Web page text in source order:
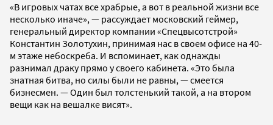
«В игровых чатах все храбрые, а вот в реальной жизни все
несколько иначе», — рассуждает московский геймер,
генеральный директор компании «Спецвысотстрой»
Константин Золотухин, принимая нас в своем офисе на 40-
м этаже небоскреба. И вспоминает, как однажды
разнимал драку прямо у своего кабинета. «Это была
знатная битва, но силы были не равны, — смеется
бизнесмен. — Один был толстенький такой, а на втором
вещи как на вешалке висят».